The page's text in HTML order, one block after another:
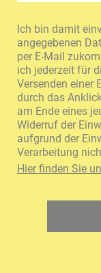
Hier finden Sie
Ich bin damit
angegebenen
per E-Mail
ich jederzeit für
Versenden einer
durch das
am Ende eines
Widerruf der
aufgrund der
Verarbeitung